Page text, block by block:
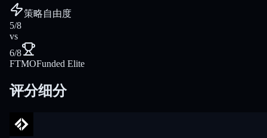
策略自由度
5/8
vs
6/8
FTMOFunded Elite
评分细分